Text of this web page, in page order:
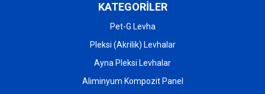
KATEGORİLER
Pet-G Levha
Pleksi (Akrilik) Levhalar
Ayna Pleksi Levhalar
Aliminyum Kompozit Panel